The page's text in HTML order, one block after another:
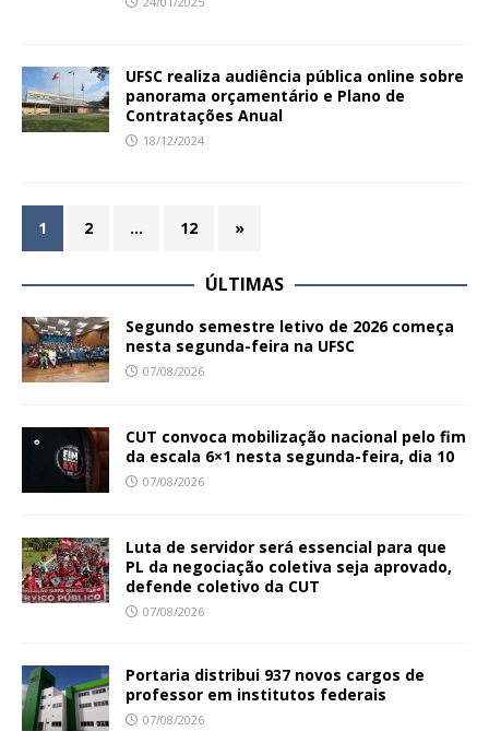
UFSC realiza audiência pública online sobre
panorama orçamentário e Plano de
Contratações Anual
18/12/2024
1 2 … 12 »
ÚLTIMAS
Segundo semestre letivo de 2026 começa
nesta segunda-feira na UFSC
07/08/2026
CUT convoca mobilização nacional pelo fim
da escala 6×1 nesta segunda-feira, dia 10
07/08/2026
Luta de servidor será essencial para que
PL da negociação coletiva seja aprovado,
defende coletivo da CUT
07/08/2026
Portaria distribui 937 novos cargos de
professor em institutos federais
07/08/2026